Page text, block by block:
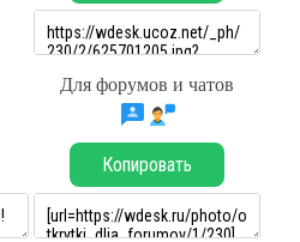
Для форумов и чатов
Копировать